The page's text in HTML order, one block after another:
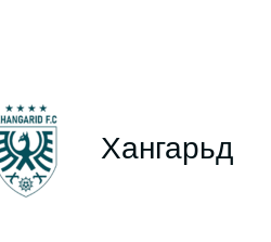
Хангарьд